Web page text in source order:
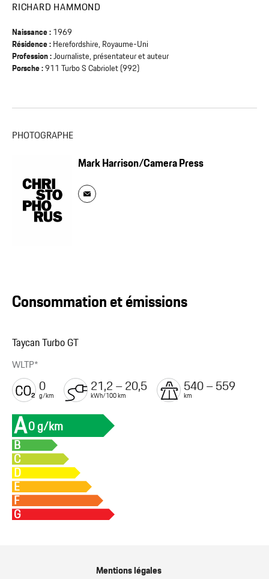
RICHARD HAMMOND
Naissance : 1969
Résidence : Herefordshire, Royaume-Uni
Profession :Journaliste, présentateur et auteur
Porsche :911 Turbo S Cabriolet (992)
PHOTOGRAPHE
Mark Harrison/Camera Press
Consommation et émissions
Taycan Turbo GT
WLTP*
0
g/km
21,2 – 20,5
kWh/100 km
540 – 559
km
A0 g/km
B
C
D
E
F
G
Mentions légales